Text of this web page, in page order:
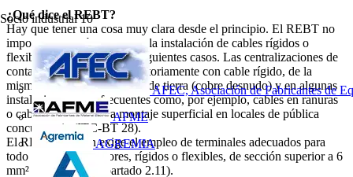
Socio industrial 10
AFEC, Asociación de Fabricantes de
AFME
AGREMIA
¿Qué dice el REBT?
Hay que tener una cosa muy clara desde el principio. El REBT no
impone en ningún momento la instalación de cables rígidos o
flexibles, exceptuando los siguientes casos. Las centralizaciones de
contadores han de ser obligatoriamente con cable rígido, de la
misma manera que las redes de tierra (cobre desnudo) y en algunas
instalaciones poco frecuentes como, por ejemplo, cables en ranuras
o cables armados para montaje superficial en locales de pública
concurrencia (ITC-BT 28).
El REBT también exige el empleo de terminales adecuados para
todo tipo de conductores, rígidos o flexibles, de sección superior a 6
mm² (ITC-BT 19, apartado 2.11).